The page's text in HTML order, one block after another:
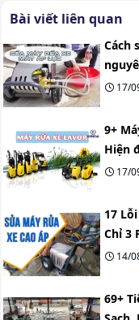
Bài viết liên quan
Cách
17/
9+
Hiện
17/
17
Chỉ 3
14/
69+